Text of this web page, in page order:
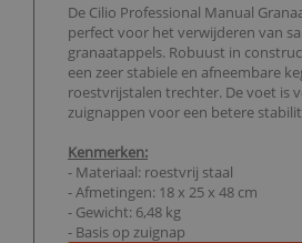
De Cilio Professional Manual
perfect voor het verwijderen van
granaatappels. Robuust in
een zeer stabiele en afneembare
roestvrijstalen trechter. De voet is
zuignappen voor een betere
Kenmerken:
- Materiaal: roestvrij staal
- Afmetingen: 18 x 25 x 48 cm
- Gewicht: 6,48 kg
- Basis op zuignap